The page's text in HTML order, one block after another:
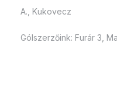
A., Kukovecz
Gólszerzőink: Furár 3,